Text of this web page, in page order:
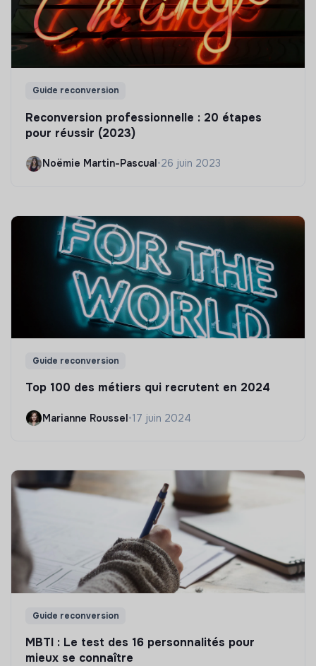
Guide reconversion
Reconversion professionnelle : 20 étapes
pour réussir (2023)
Noëmie Martin-Pascual•26 juin 2023
Guide reconversion
Top 100 des métiers qui recrutent en 2024
Marianne Roussel•17 juin 2024
Guide reconversion
MBTI : Le test des 16 personnalités pour
mieux se connaître